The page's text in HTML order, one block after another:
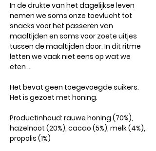
In de drukte van het dagelijkse leven
nemen we soms onze toevlucht tot
snacks voor het passeren van
maaltijden en soms voor zoete uitjes
tussen de maaltijden door. In dit ritme
letten we vaak niet eens op wat we
eten ...
Het bevat geen toegevoegde suikers.
Het is gezoet met honing.
Productinhoud: rauwe honing (70%),
hazelnoot (20%), cacao (5%), melk (4%),
propolis (1%)